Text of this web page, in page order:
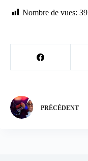
Nombre de vues: 39
PRÉCÉDENT